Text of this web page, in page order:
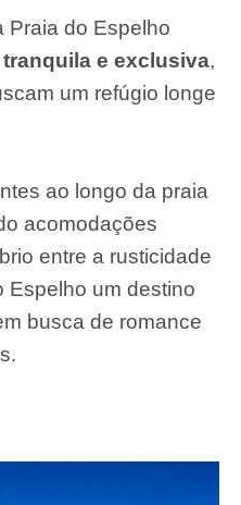
Praia do Espelho
tranquila e exclusiva,
um refúgio longe
ao longo da praia
acomodações
entre a rusticidade
Espelho um destino
busca de romance